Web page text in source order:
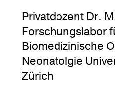
Privatdozent Dr.
Forschungslabor
Biomedizinische
Neonatolgie
Zürich